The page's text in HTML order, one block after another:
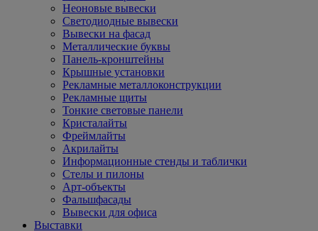
Неоновые вывески
Светодиодные вывески
Вывески на фасад
Металлические буквы
Панель-кронштейны
Крышные установки
Рекламные металлоконструкции
Рекламные щиты
Тонкие световые панели
Кристалайты
Фреймлайты
Акрилайты
Информационные стенды и таблички
Стелы и пилоны
Арт-объекты
Фальшфасады
Вывески для офиса
Выставки